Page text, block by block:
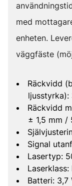
med
enheten.
väggfäste
Räckvidd
ljusstyrka):
Räckvidd
± 1,5 mm /
Signal
Lasertyp:
Laserklass:
Batteri: